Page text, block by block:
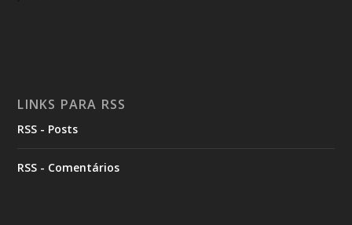
LINKS PARA RSS
RSS - Posts
RSS - Comentários